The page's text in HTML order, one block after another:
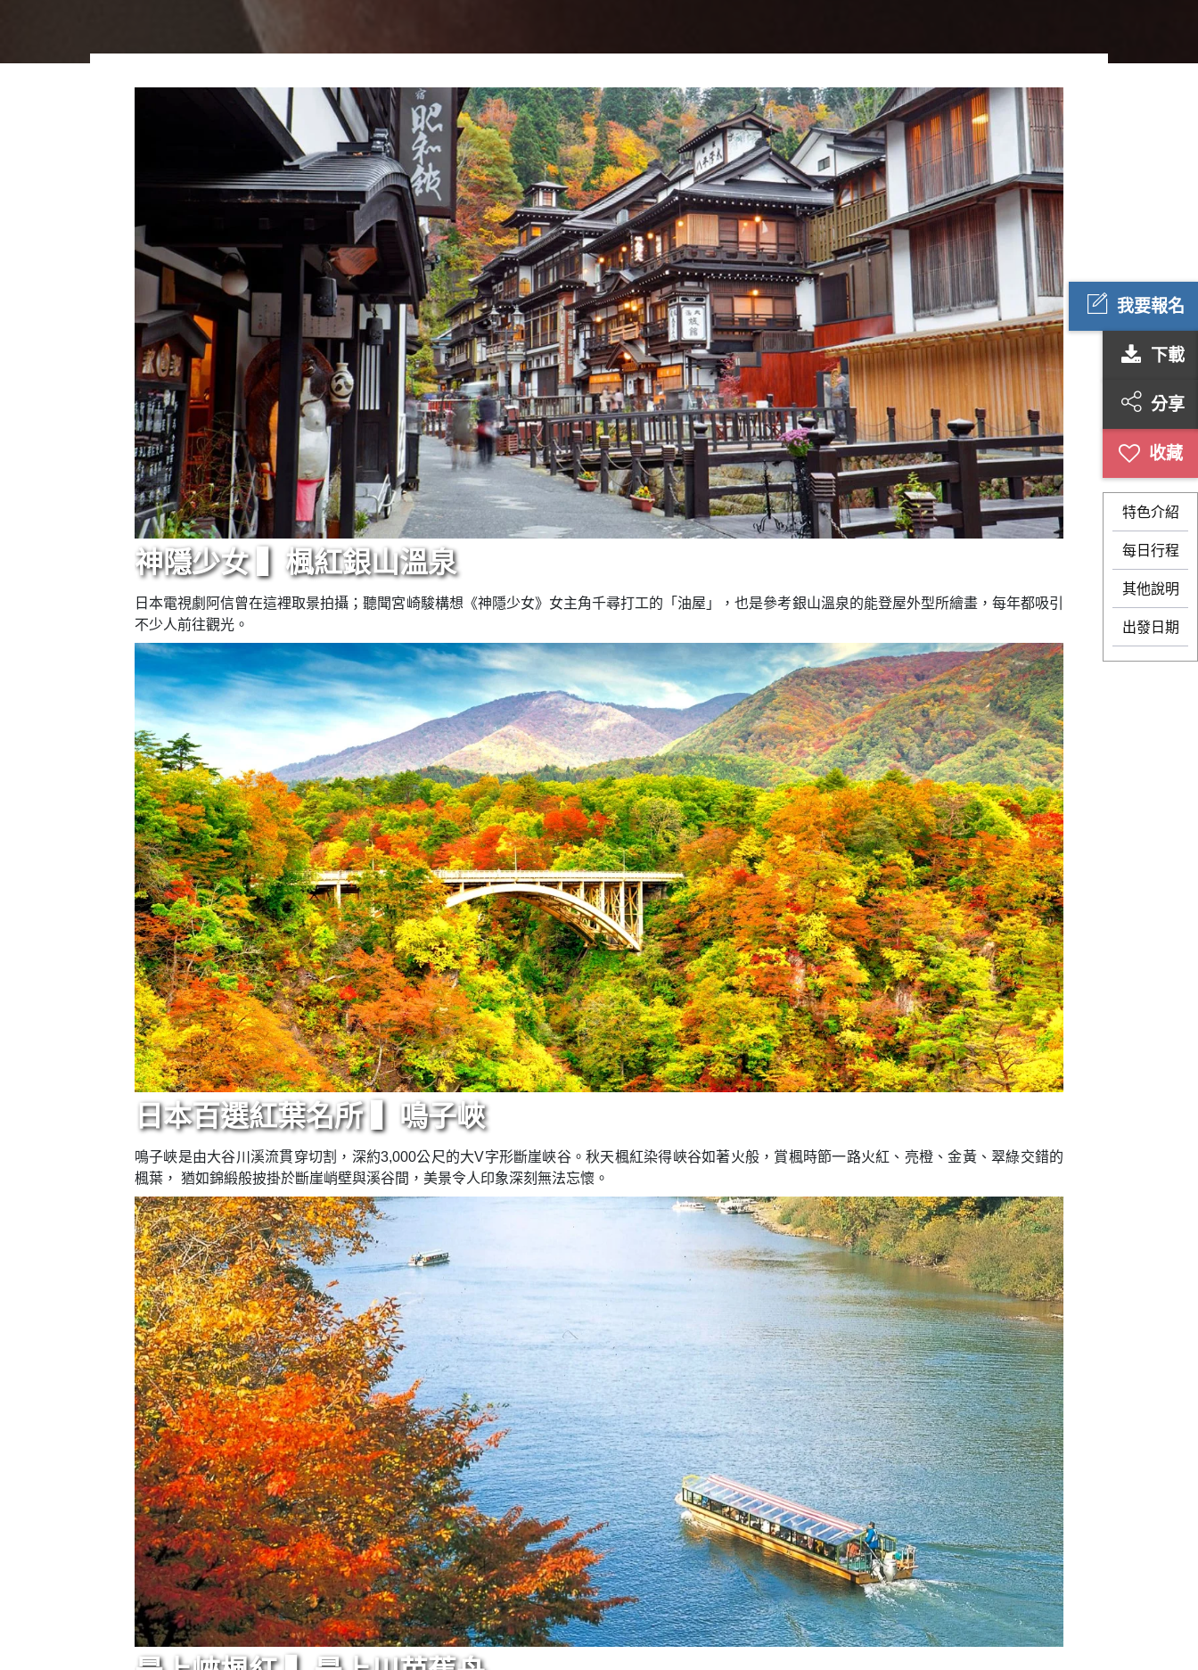
我要報名
下載
分享
特色介紹
每日行程
其他說明
出發日期
神隱少女 ▍楓紅銀山溫泉
日本電視劇阿信曾在這裡取景拍攝；聽聞宮崎駿構想《神隱少女》女主角千尋打工的「油屋」，也是參考銀山溫泉的能登屋外型所繪畫，每年都吸引
不少人前往觀光。
日本百選紅葉名所 ▍鳴子峽
鳴子峽是由大谷川溪流貫穿切割，深約3,000公尺的大V字形斷崖峽谷。秋天楓紅染得峽谷如著火般，賞楓時節一路火紅、亮橙、金黃、翠綠交錯的
楓葉， 猶如錦緞般披掛於斷崖峭壁與溪谷間，美景令人印象深刻無法忘懷。